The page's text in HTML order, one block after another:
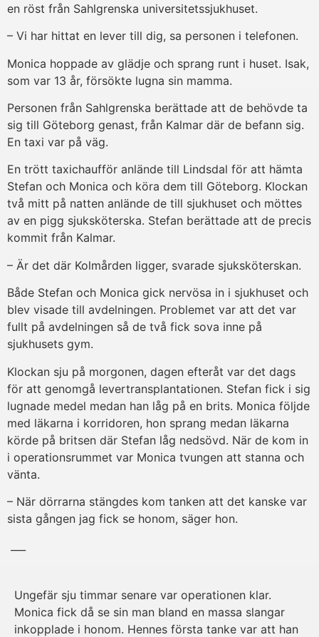
en röst från Sahlgrenska universitetssjukhuset.
– Vi har hittat en lever till dig, sa personen i telefonen.
Monica hoppade av glädje och sprang runt i huset. Isak,
som var 13 år, försökte lugna sin mamma.
Personen från Sahlgrenska berättade att de behövde ta
sig till Göteborg genast, från Kalmar där de befann sig.
En taxi var på väg.
En trött taxichaufför anlände till Lindsdal för att hämta
Stefan och Monica och köra dem till Göteborg. Klockan
två mitt på natten anlände de till sjukhuset och möttes
av en pigg sjuksköterska. Stefan berättade att de precis
kommit från Kalmar.
– Är det där Kolmården ligger, svarade sjuksköterskan.
Både Stefan och Monica gick nervösa in i sjukhuset och
blev visade till avdelningen. Problemet var att det var
fullt på avdelningen så de två fick sova inne på
sjukhusets gym.
Klockan sju på morgonen, dagen efteråt var det dags
för att genomgå levertransplantationen. Stefan fick i sig
lugnade medel medan han låg på en brits. Monica följde
med läkarna i korridoren, hon sprang medan läkarna
körde på britsen där Stefan låg nedsövd. När de kom in
i operationsrummet var Monica tvungen att stanna och
vänta.
– När dörrarna stängdes kom tanken att det kanske var
sista gången jag fick se honom, säger hon.
Ungefär sju timmar senare var operationen klar.
Monica fick då se sin man bland en massa slangar
inkopplade i honom. Hennes första tanke var att han